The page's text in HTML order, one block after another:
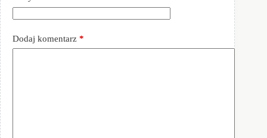
Dodaj komentarz *